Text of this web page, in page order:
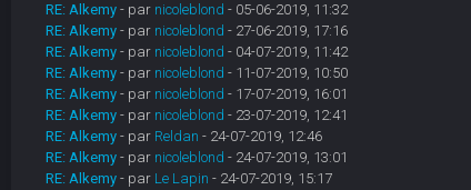
RE: Alkemy - par nicoleblond - 05-06-2019, 11:32
RE: Alkemy - par nicoleblond - 27-06-2019, 17:16
RE: Alkemy - par nicoleblond - 04-07-2019, 11:42
RE: Alkemy - par nicoleblond - 11-07-2019, 10:50
RE: Alkemy - par nicoleblond - 17-07-2019, 16:01
RE: Alkemy - par nicoleblond - 23-07-2019, 12:41
RE: Alkemy - par Reldan - 24-07-2019, 12:46
RE: Alkemy - par nicoleblond - 24-07-2019, 13:01
RE: Alkemy - par Le Lapin - 24-07-2019, 15:17